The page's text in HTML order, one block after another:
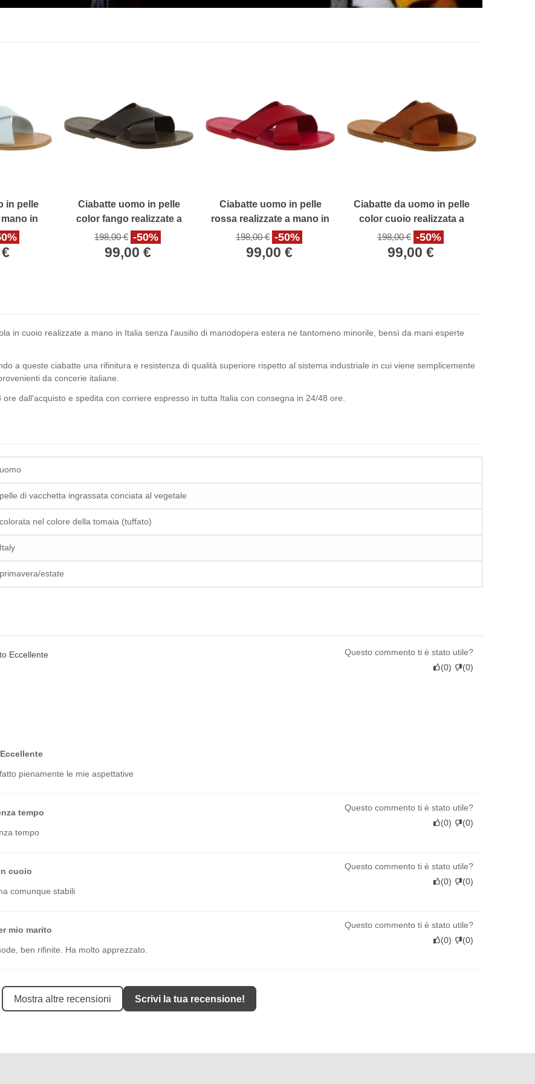
in pelle
in
Ciabatte uomo in pelle
color fango realizzate a
mano in Italia
198,00 € -50%
99,00 €
Ciabatte uomo in pelle
rossa realizzate a mano in
Italia
198,00 € -50%
99,00 €
Ciabatte da uomo in pelle
color cuoio realizzata a
mano in Italia
198,00 € -50%
99,00 €
in cuoio realizzate a mano in Italia senza l'ausilio di manodopera estera ne tantomeno minorile, bensì da mani esperte
a queste ciabatte una rifinitura e resistenza di qualità superiore rispetto al sistema industriale in cui viene semplicemente
da concerie italiane.
dall'acquisto e spedita con corriere espresso in tutta Italia con consegna in 24/48 ore.
uomo
pelle di vacchetta ingrassata conciata al vegetale
colorata nel colore della tomaia (tuffato)
Italy
primavera/estate
pienamente le mie aspettative
Questo commento ti è stato utile?
(0) (0)
tempo
tempo
Questo commento ti è stato utile?
(0) (0)
cuoio
comunque stabili
Questo commento ti è stato utile?
(0) (0)
mio marito
ben rifinite. Ha molto apprezzato.
Questo commento ti è stato utile?
(0) (0)
con rifiniture eccellenti e di ottima qualità
Mostra altre recensioni Scrivi la tua recensione!